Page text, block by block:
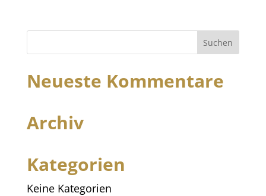
Neueste Kommentare
Archiv
Kategorien
Keine Kategorien